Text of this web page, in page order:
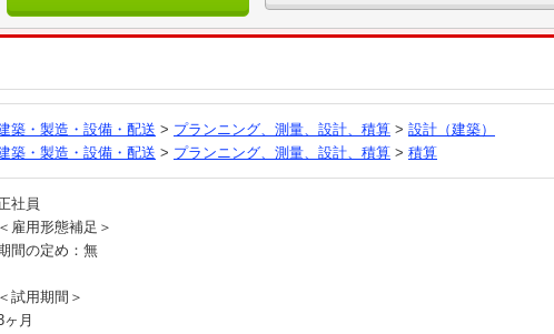
る
築・製造・設備・配送 > プランニング、測量、設計、積算 > 設計（建築）
築・製造・設備・配送 > プランニング、測量、設計、積算 > 積算
社員
＜雇用形態補足＞
間の定め：無
＜試用期間＞
ヶ月